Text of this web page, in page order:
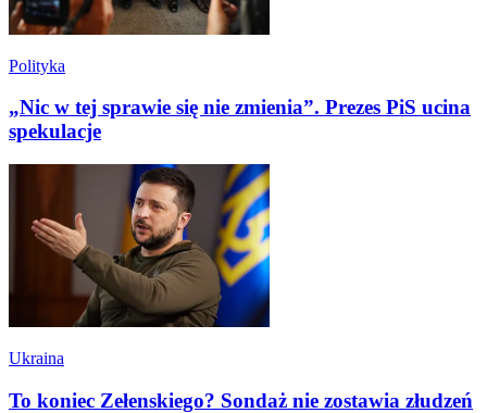
Polityka
„Nic w tej sprawie się nie zmienia”. Prezes PiS ucina
spekulacje
Ukraina
To koniec Zełenskiego? Sondaż nie zostawia złudzeń